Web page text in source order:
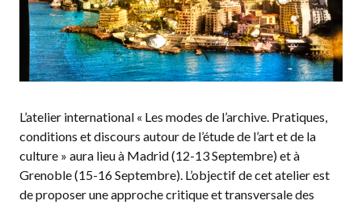
L’atelier international « Les modes de l’archive. Pratiques,
conditions et discours autour de l’étude de l’art et de la
culture » aura lieu à Madrid (12-13 Septembre) et à
Grenoble (15-16 Septembre). L’objectif de cet atelier est
de proposer une approche critique et transversale des